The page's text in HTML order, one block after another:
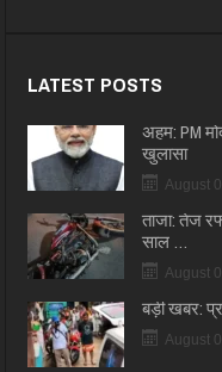
LATEST POSTS
अहम: PM
खुलासा
August
ताजा: तेज
साल …
August
बड़ी खबर:
August